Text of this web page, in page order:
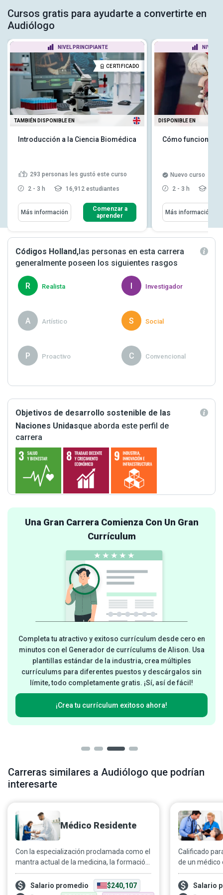
Cursos gratis para ayudarte a convertirte en
Audiólogo
NIVEL PRINCIPIANTE
CERTIFICADO
TAMBIÉN DISPONIBLE EN
Introducción a la Ciencia Biomédica
293 personas les gustó este curso
2 - 3 h 16,912 estudiantes
Más información
Comenzar a
aprender
NIVEL
DISPONIBLE EN
Cómo funciona el
Nuevo curso
2 - 3 h
Más información
Códigos Holland, las personas en esta carrera
generalmente poseen los siguientes rasgos
R Realista Investigador
A Artístico S Social
P Proactivo C Convencional
Objetivos de desarrollo sostenible de las
Naciones Unidasque aborda este perfil de
carrera
Una Gran Carrera Comienza Con Un Gran
Currículum
Completa tu atractivo y exitoso currículum desde cero en
minutos con el Generador de currículums de Alison. Usa
plantillas estándar de la industria, crea múltiples
currículums para diferentes puestos y descárgalos sin
límite, todo completamente gratis. ¡Sí, así de fácil!
¡Crea tu currículum exitoso ahora!
Carreras similares a Audiólogo que podrían
interesarte
Médico Residente
Con la especialización proclamada como el
mantra actual de la medicina, la formación
durante la residencia médica abarca toda
la gama de campos de práctica, desde
Salario promedio
$240,107
Calificado
de un médico
médico es un
médica que
Salario